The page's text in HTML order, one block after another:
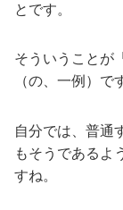
とです。
そういうことが
（の、一例）で
自分では、普通
もそうであるよ
すね。